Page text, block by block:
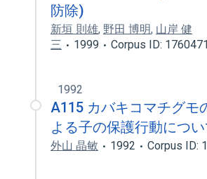
防除)
新垣 則雄, 野田 博明, 山岸 健
三
1999 Corpus ID:
1992
A115 カバキコマチグモ
よる子の保護行動につ
外山 晶敏 1992 Corpus ID: